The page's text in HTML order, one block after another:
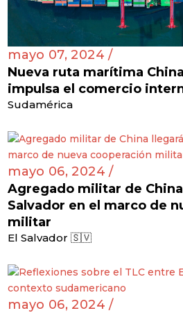
mayo 07, 2024 /
Nueva ruta marítima
impulsa el comercio
Sudamérica
mayo 06, 2024 /
Agregado militar de China
Salvador en el marco de
militar
El Salvador 🇸🇻
mayo 06, 2024 /